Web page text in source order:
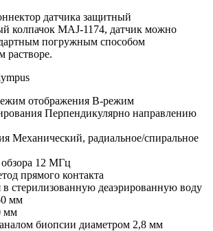
датчика защитный
колпачок MAJ-1174, датчик можно
погружным способом
растворе.
отображения B-режим
Перпендикулярно направлению
Механический, радиальное/спиральное
12 МГц
прямого контакта
стерилизованную деаэрированную воду
мм
мм
биопсии диаметром 2,8 мм